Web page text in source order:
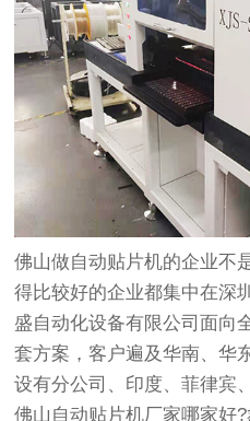
佛山做自动贴片机的企业不
得比较好的企业都集中在深
盛自动化设备有限公司面向
套方案，客户遍及华南、华
设有分公司、印度、菲律宾
佛山 自动贴片机厂家哪家好